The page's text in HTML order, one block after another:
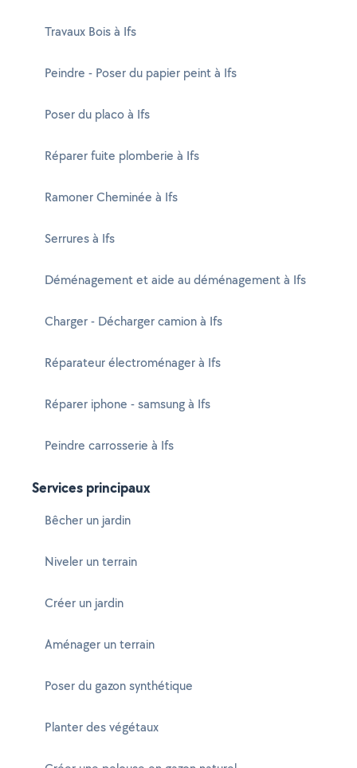
Travaux Bois à Ifs
Peindre - Poser du papier peint à Ifs
Poser du placo à Ifs
Réparer fuite plomberie à Ifs
Ramoner Cheminée à Ifs
Serrures à Ifs
Déménagement et aide au déménagement à Ifs
Charger - Décharger camion à Ifs
Réparateur électroménager à Ifs
Réparer iphone - samsung à Ifs
Peindre carrosserie à Ifs
Services principaux
Bêcher un jardin
Niveler un terrain
Créer un jardin
Aménager un terrain
Poser du gazon synthétique
Planter des végétaux